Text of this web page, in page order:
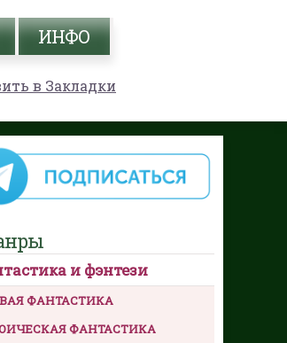
ИНФО
в Закладки
и фэнтези
ФАНТАСТИКА
ФАНТАСТИКА